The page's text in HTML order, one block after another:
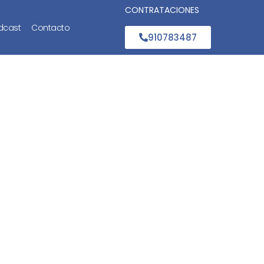
Contacto
CONTRATACIONES
910783487